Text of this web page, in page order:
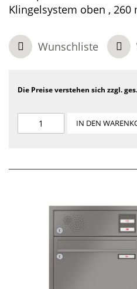
Klingelsystem oben ,
Wunschliste
Die Preise verstehen sich zzgl.
IN DEN